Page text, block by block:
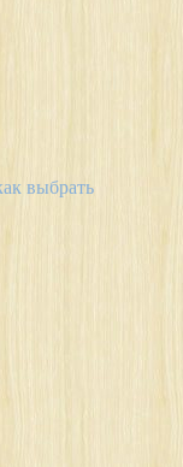
выбрать